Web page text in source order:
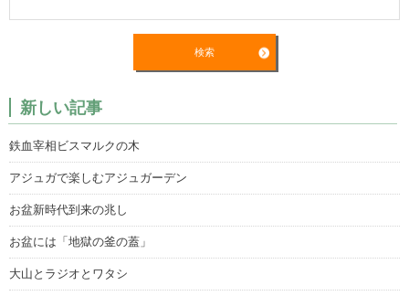
新しい記事
鉄血宰相ビスマルクの木
アジュガで楽しむアジュガーデン
お盆新時代到来の兆し
お盆には「地獄の釜の蓋」
大山とラジオとワタシ